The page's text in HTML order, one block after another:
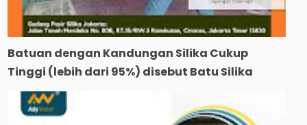
Batuan dengan Kandungan Silika Cukup
Tinggi (lebih dari 95%) disebut Batu Silika